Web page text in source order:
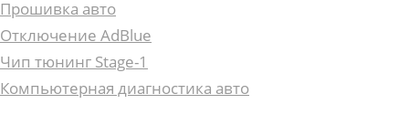
Прошивка авто
Отключение AdBlue
Чип тюнинг Stage-1
Компьютерная диагностика авто